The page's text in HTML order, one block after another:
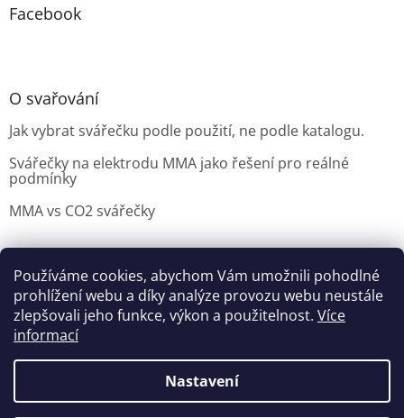
Používáme cookies, abychom Vám umožnili pohodlné
prohlížení webu a díky analýze provozu webu neustále
zlepšovali jeho funkce, výkon a použitelnost. Více
informací
Nastavení
Facebook
O svařování
Jak vybrat svářečku podle použití, ne podle katalogu.
Svářečky na elektrodu MMA jako řešení pro reálné
podmínky
MMA vs CO2 svářečky
Možnosti doručení Nakupovani Možností platby
Výběr svářečky
Vytvořil Shoptet